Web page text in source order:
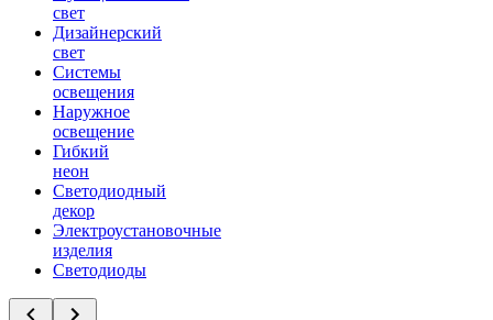
свет
Дизайнерский
свет
Системы
освещения
Наружное
освещение
Гибкий
неон
Светодиодный
декор
Электроустановочные
изделия
Светодиоды